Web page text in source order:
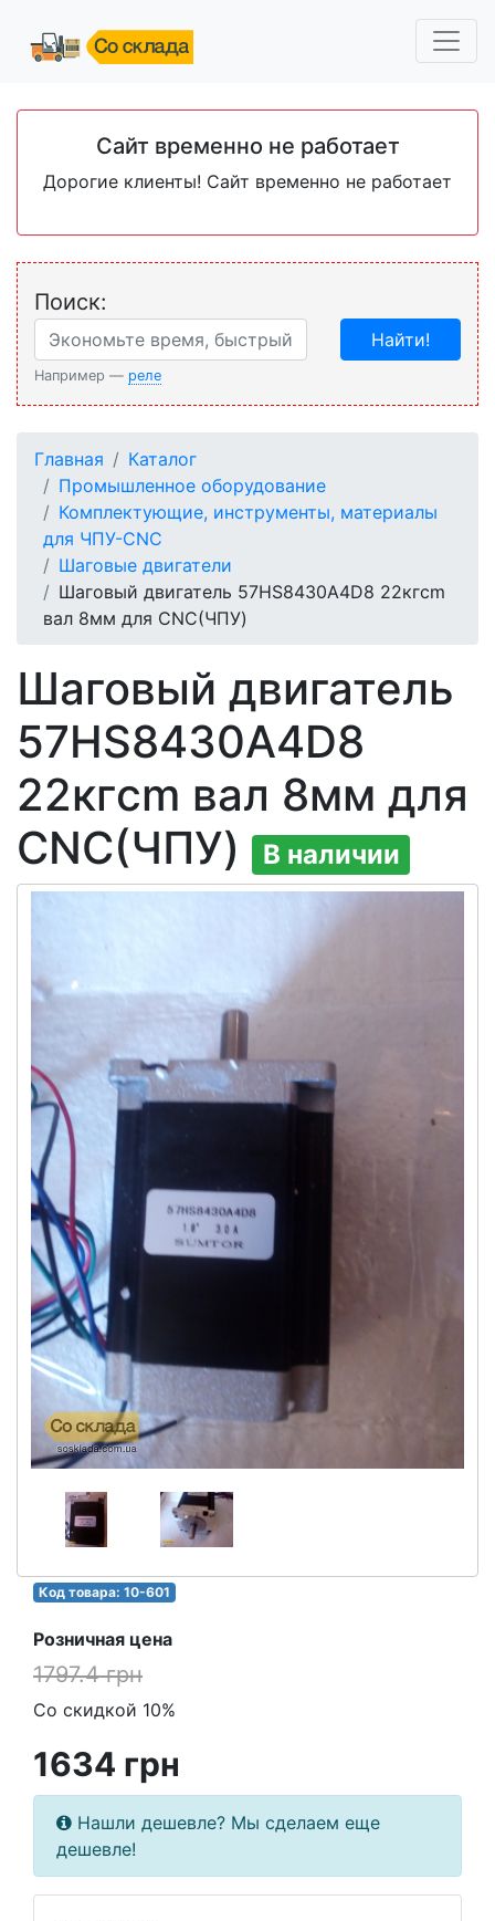
Сайт временно не работает
Дорогие клиенты! Сайт временно не работает
Поиск:
Например — реле
Найти!
Главная
Каталог
Промышленное оборудование
Комплектующие, инструменты, материалы
для ЧПУ-CNC
Шаговые двигатели
Шаговый двигатель 57HS8430A4D8 22кгcm
вал 8мм для CNC(ЧПУ)
Шаговый двигатель
57HS8430A4D8
22кгcm вал 8мм для
CNC(ЧПУ)
В наличии
Код товара: 10-601
Розничная цена
1797.4 грн
Со скидкой 10%
1634 грн
Нашли дешевле? Мы сделаем еще
дешевле!